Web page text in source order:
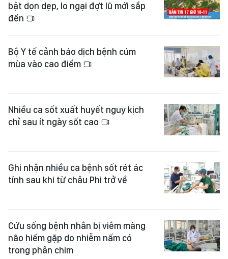
bật dọn dẹp, lo ngại đợt lũ mới sắp
đến
Bộ Y tế cảnh báo dịch bệnh cúm
mùa vào cao điểm
Nhiều ca sốt xuất huyết nguy kịch
chỉ sau ít ngày sốt cao
Ghi nhận nhiều ca bệnh sốt rét ác
tính sau khi từ châu Phi trở về
Cứu sống bệnh nhân bị viêm màng
não hiếm gặp do nhiễm nấm có
trong phân chim